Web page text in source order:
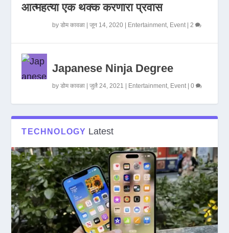
आत्महत्या एक थक्क करणारा प्रवास
byडोम कावळा |जून 14, 2020 Entertainment, Event|2
Japanese Ninja Degree
byडोम कावळा |जुलै 24, 2021 Entertainment, Event|0
TECHNOLOGY Latest